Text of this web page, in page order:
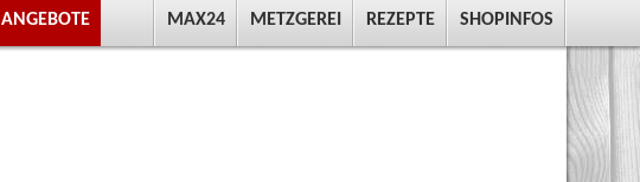
ANGEBOTE MAX24 METZGEREI REZEPTE SHOPINFOS